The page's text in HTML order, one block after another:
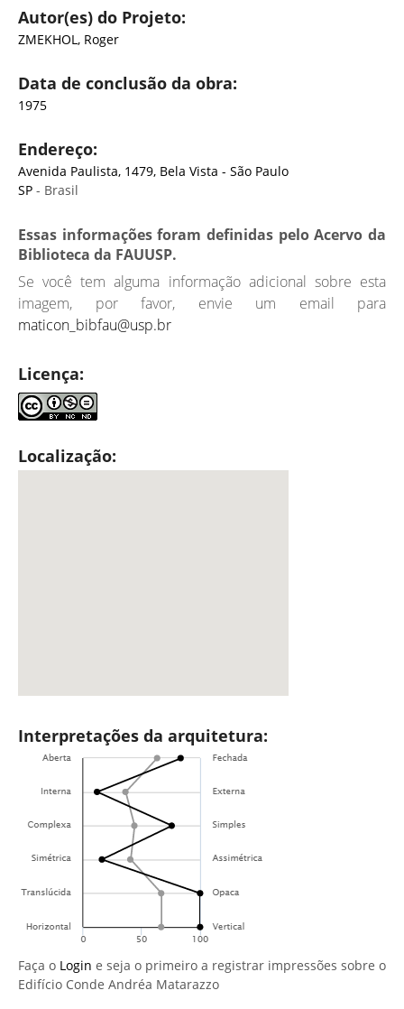
Autor(es) do Projeto:
ZMEKHOL, Roger
Data de conclusão da obra:
1975
Endereço:
Avenida Paulista, 1479, Bela Vista - São Paulo
SP - Brasil
Essas informações foram definidas pelo Acervo da
Biblioteca da FAUUSP.
Se você tem alguma informação adicional sobre esta
imagem, por favor, envie um email para
maticon_bibfau@usp.br
Licença:
Localização:
Interpretações da arquitetura:
Faça o Login e seja o primeiro a registrar impressões sobre o
Edifício Conde Andréa Matarazzo